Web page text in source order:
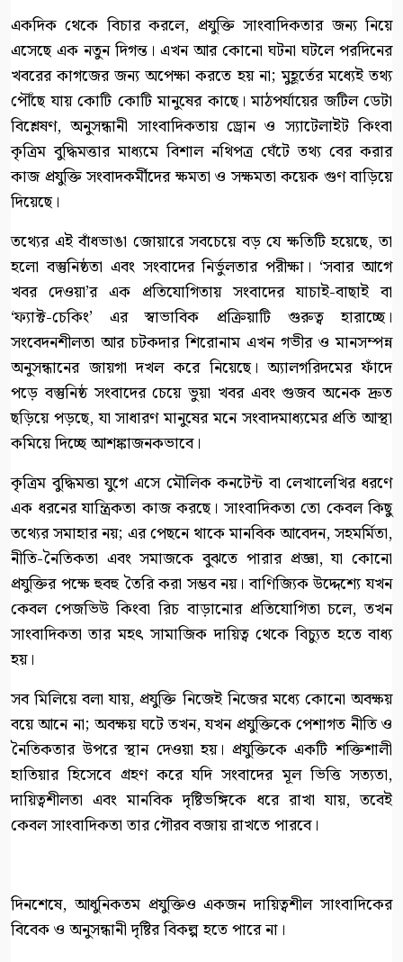
একদিক থেকে বিচার করলে, প্রযুক্তি সাংবাদিকতার জন্য নিয়ে
এসেছে এক নতুন দিগন্ত। এখন আর কোনো ঘটনা ঘটলে পরদিনের
খবরের কাগজের জন্য অপেক্ষা করতে হয় না; মুহূর্তের মধ্যেই তথ্য
পৌঁছে যায় কোটি কোটি মানুষের কাছে। মাঠপর্যায়ের জটিল ডেটা
বিশ্লেষণ, অনুসন্ধানী সাংবাদিকতায় ড্রোন ও স্যাটেলাইট কিংবা
কৃত্রিম বুদ্ধিমত্তার মাধ্যমে বিশাল নথিপত্র ঘেঁটে তথ্য বের করার
কাজ প্রযুক্তি সংবাদকর্মীদের ক্ষমতা ও সক্ষমতা কয়েক গুণ বাড়িয়ে
দিয়েছে।
তথ্যের এই বাঁধভাঙা জোয়ারে সবচেয়ে বড় যে ক্ষতিটি হয়েছে, তা
হলো বস্তুনিষ্ঠতা এবং সংবাদের নির্ভুলতার পরীক্ষা। ‘সবার আগে
খবর দেওয়া’র এক প্রতিযোগিতায় সংবাদের যাচাই-বাছাই বা
‘ফ্যাক্ট-চেকিং’ এর স্বাভাবিক প্রক্রিয়াটি গুরুত্ব হারাচ্ছে।
সংবেদনশীলতা আর চটকদার শিরোনাম এখন গভীর ও মানসম্পন্ন
অনুসন্ধানের জায়গা দখল করে নিয়েছে। অ্যালগরিদমের ফাঁদে
পড়ে বস্তুনিষ্ঠ সংবাদের চেয়ে ভুয়া খবর এবং গুজব অনেক দ্রুত
ছড়িয়ে পড়ছে, যা সাধারণ মানুষের মনে সংবাদমাধ্যমের প্রতি আস্থা
কমিয়ে দিচ্ছে আশঙ্কাজনকভাবে।
কৃত্রিম বুদ্ধিমত্তা যুগে এসে মৌলিক কনটেন্ট বা লেখালেখির ধরণে
এক ধরনের যান্ত্রিকতা কাজ করছে। সাংবাদিকতা তো কেবল কিছু
তথ্যের সমাহার নয়; এর পেছনে থাকে মানবিক আবেদন, সহমর্মিতা,
নীতি-নৈতিকতা এবং সমাজকে বুঝতে পারার প্রজ্ঞা, যা কোনো
প্রযুক্তির পক্ষে হুবহু তৈরি করা সম্ভব নয়। বাণিজ্যিক উদ্দেশ্যে যখন
কেবল পেজভিউ কিংবা রিচ বাড়ানোর প্রতিযোগিতা চলে, তখন
সাংবাদিকতা তার মহৎ সামাজিক দায়িত্ব থেকে বিচ্যুত হতে বাধ্য
হয়।
সব মিলিয়ে বলা যায়, প্রযুক্তি নিজেই নিজের মধ্যে কোনো অবক্ষয়
বয়ে আনে না; অবক্ষয় ঘটে তখন, যখন প্রযুক্তিকে পেশাগত নীতি ও
নৈতিকতার উপরে স্থান দেওয়া হয়। প্রযুক্তিকে একটি শক্তিশালী
হাতিয়ার হিসেবে গ্রহণ করে যদি সংবাদের মূল ভিত্তি সত্যতা,
দায়িত্বশীলতা এবং মানবিক দৃষ্টিভঙ্গিকে ধরে রাখা যায়, তবেই
কেবল সাংবাদিকতা তার গৌরব বজায় রাখতে পারবে।
দিনশেষে, আধুনিকতম প্রযুক্তিও একজন দায়িত্বশীল সাংবাদিকের
বিবেক ও অনুসন্ধানী দৃষ্টির বিকল্প হতে পারে না।